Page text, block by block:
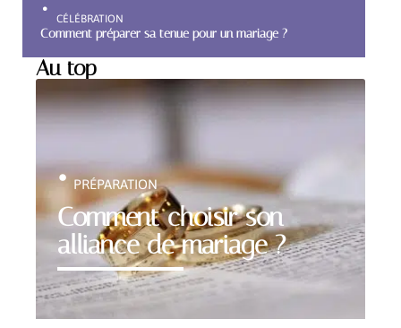
CÉLÉBRATION
Comment préparer sa tenue pour un mariage ?
Au top
Comment choisir son
alliance de mariage ?
PRÉPARATION